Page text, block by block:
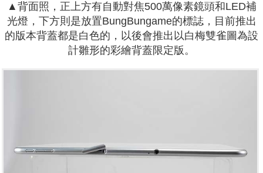
▲背面照，正上方有自動對焦500萬像素鏡頭和LED補
光燈，下方則是放置BungBungame的標誌，目前推出
的版本背蓋都是白色的，以後會推出以白梅雙雀圖為設
計雛形的彩繪背蓋限定版。